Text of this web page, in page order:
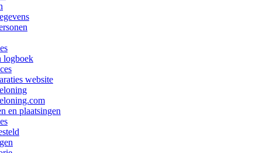
logboek
website
en plaatsingen